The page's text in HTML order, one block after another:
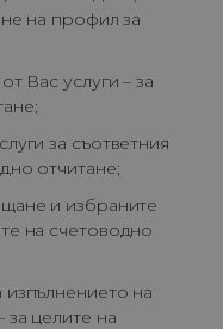
на профил за
Вас услуги – за
за съответния
отчитане;
и избраните
на счетоводно
на
за целите на